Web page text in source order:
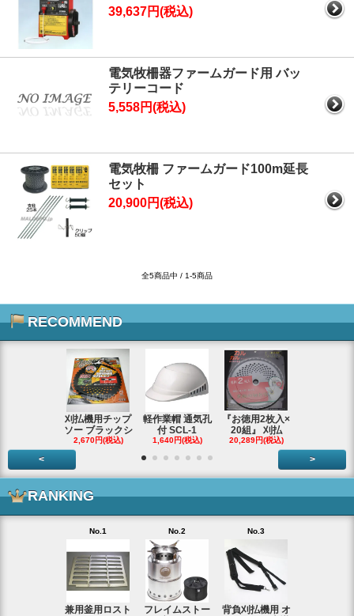
39,637円(税込)
電気牧柵器ファームガード用 バッ
テリーコード
5,558円(税込)
電気牧柵 ファームガード100m延長
セット
20,900円(税込)
全5商品中 / 1-5商品
RECOMMEND
刈払機用チップ
ソー ブラックシ
2,670円(税込)
軽作業帽 通気孔
付 SCL-1
1,640円(税込)
『お徳用2枚入×
20組』 刈払
20,289円(税込)
< >
RANKING
No.1
兼用釜用ロスト
No.2
フレイムストー
No.3
背負刈払機用 オ